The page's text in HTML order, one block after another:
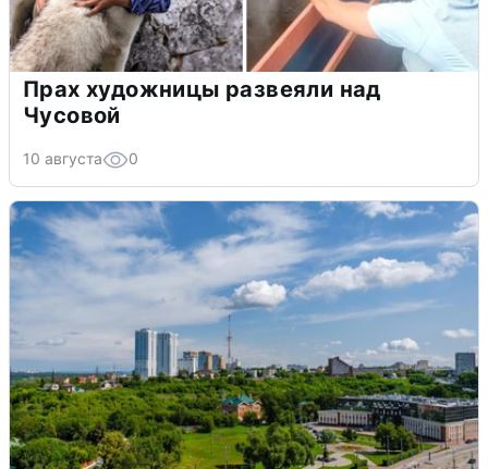
Прах художницы развеяли над
Чусовой
10 августа 0